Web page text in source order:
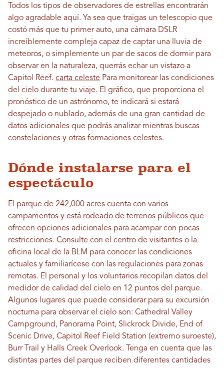
Todos los tipos de observadores de estrellas encontrarán
algo agradable aquí. Ya sea que traigas un telescopio que
costó más que tu primer auto, una cámara DSLR
increíblemente compleja capaz de captar una lluvia de
meteoros, o simplemente un par de sacos de dormir para
observar en la naturaleza, querrás echar un vistazo a
Capitol Reef. carta celeste Para monitorear las condiciones
del cielo durante tu viaje. El gráfico, que proporciona el
pronóstico de un astrónomo, te indicará si estará
despejado o nublado, además de una gran cantidad de
datos adicionales que podrás analizar mientras buscas
constelaciones y otras formaciones celestes.
Dónde instalarse para el
espectáculo
El parque de 242,000 acres cuenta con varios
campamentos y está rodeado de terrenos públicos que
ofrecen opciones adicionales para acampar con pocas
restricciones. Consulte con el centro de visitantes o la
oficina local de la BLM para conocer las condiciones
actuales y familiarícese con las regulaciones para zonas
remotas. El personal y los voluntarios recopilan datos del
medidor de calidad del cielo en 12 puntos del parque.
Algunos lugares que puede considerar para su excursión
nocturna para observar el cielo son: Cathedral Valley
Campground, Panorama Point, Slickrock Divide, End of
Scenic Drive, Capitol Reef Field Station (extremo suroeste),
Burr Trail y Halls Creek Overlook. Tenga en cuenta que las
distintas partes del parque reciben diferentes cantidades